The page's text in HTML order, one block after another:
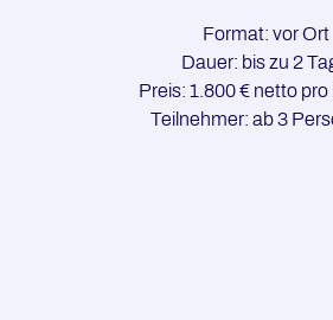
Format: vor Ort
Dauer: bis zu 2
Preis: 1.800 € netto pro
Teilnehmer: ab 3